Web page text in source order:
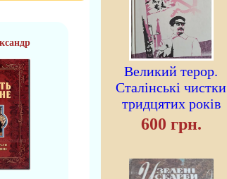
Великий терор.
Сталінські чистки
тридцятих років
600 грн.